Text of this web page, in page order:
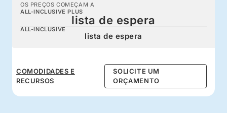
OS PREÇOS COMEÇAM A
ALL-INCLUSIVE PLUS
lista de espera
ALL-INCLUSIVE
lista de espera
COMODIDADES E
RECURSOS
SOLICITE UM
ORÇAMENTO